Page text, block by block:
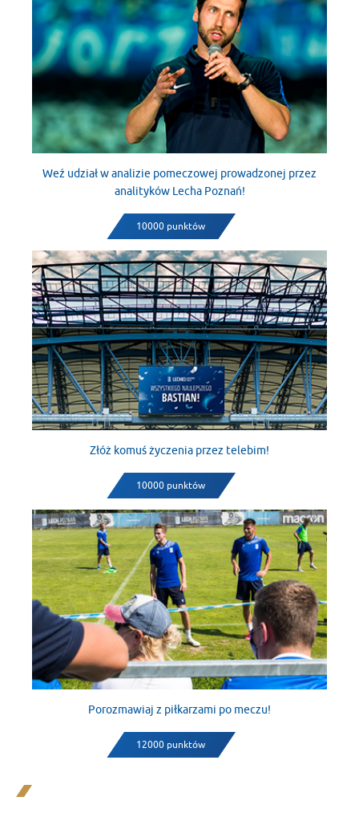
Weź udział w analizie pomeczowej prowadzonej przez
analityków Lecha Poznań!
10000 punktów
Złóż komuś życzenia przez telebim!
10000 punktów
Porozmawiaj z piłkarzami po meczu!
12000 punktów